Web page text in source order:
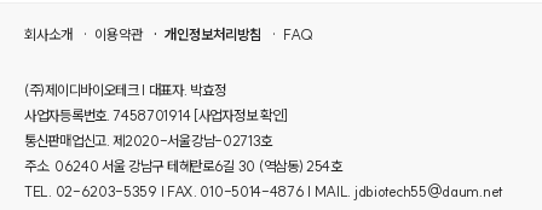
회사소개 이용약관 개인정보처리방침 FAQ
(주)제이디바이오테크 | 대표자. 박효정
사업자등록번호. 7458701914 [사업자정보 확인]
통신판매업신고. 제2020-서울강남-02713호
주소. 06240 서울 강남구 테헤란로6길 30 (역삼동) 254호
TEL. 02-6203-5359 | FAX. 010-5014-4876 | MAIL. jdbiotech55@daum.net